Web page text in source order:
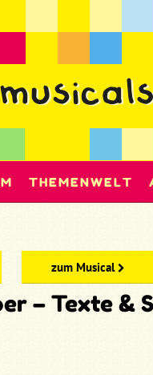
THEMENWELT
zum Musical
– Texte &